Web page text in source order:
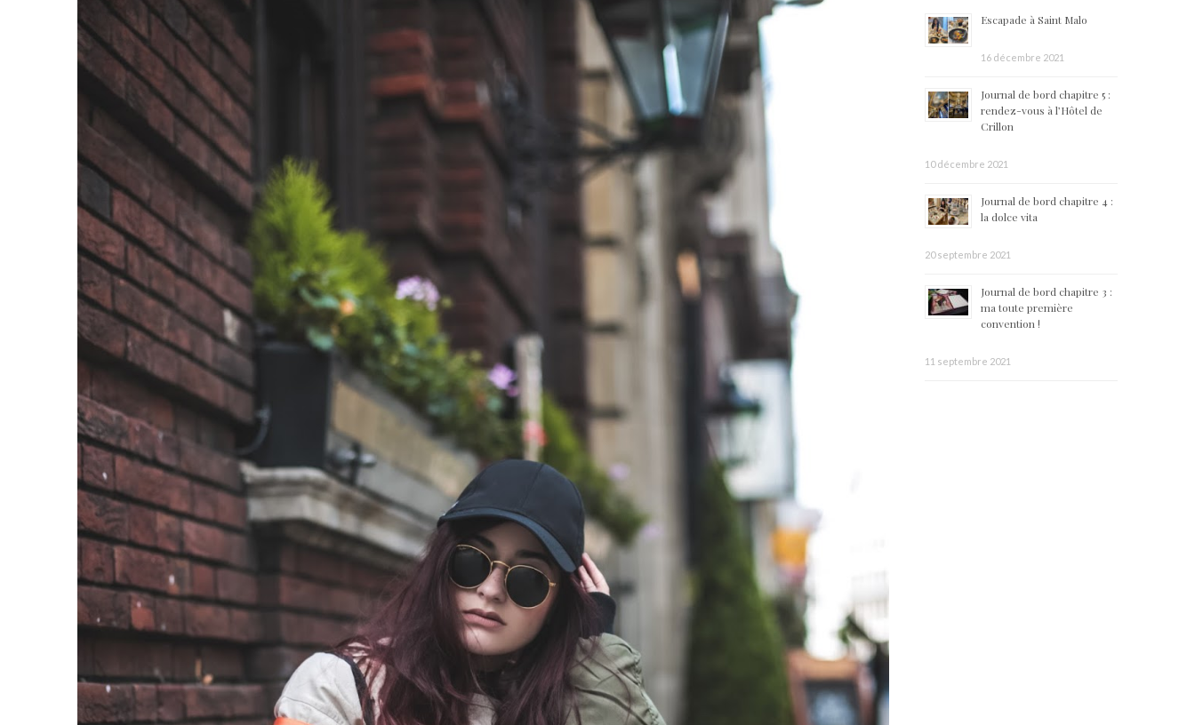
Escapade à Saint Malo
16 décembre 2021
Journal de bord chapitre 5 :
rendez-vous à l’Hôtel de
Crillon
10 décembre 2021
Journal de bord chapitre 4 :
la dolce vita
20 septembre 2021
Journal de bord chapitre 3 :
ma toute première
convention !
11 septembre 2021